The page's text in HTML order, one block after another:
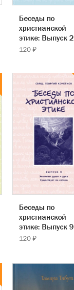
Беседы по
христианской
этике: Выпуск 2
120 ₽
Беседы по
христианской
этике: Выпуск 9
120 ₽